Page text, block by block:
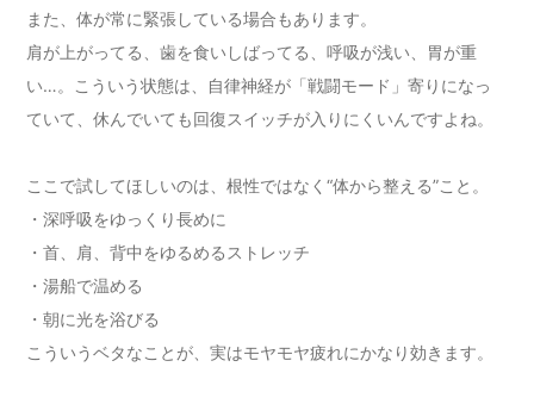
また、体が常に緊張している場合もあります。
肩が上がってる、歯を食いしばってる、呼吸が浅い、胃が重
い…。こういう状態は、自律神経が「戦闘モード」寄りになっ
ていて、休んでいても回復スイッチが入りにくいんですよね。
ここで試してほしいのは、根性ではなく“体から整える”こと。
・深呼吸をゆっくり長めに
・首、肩、背中をゆるめるストレッチ
・湯船で温める
・朝に光を浴びる
こういうベタなことが、実はモヤモヤ疲れにかなり効きます。